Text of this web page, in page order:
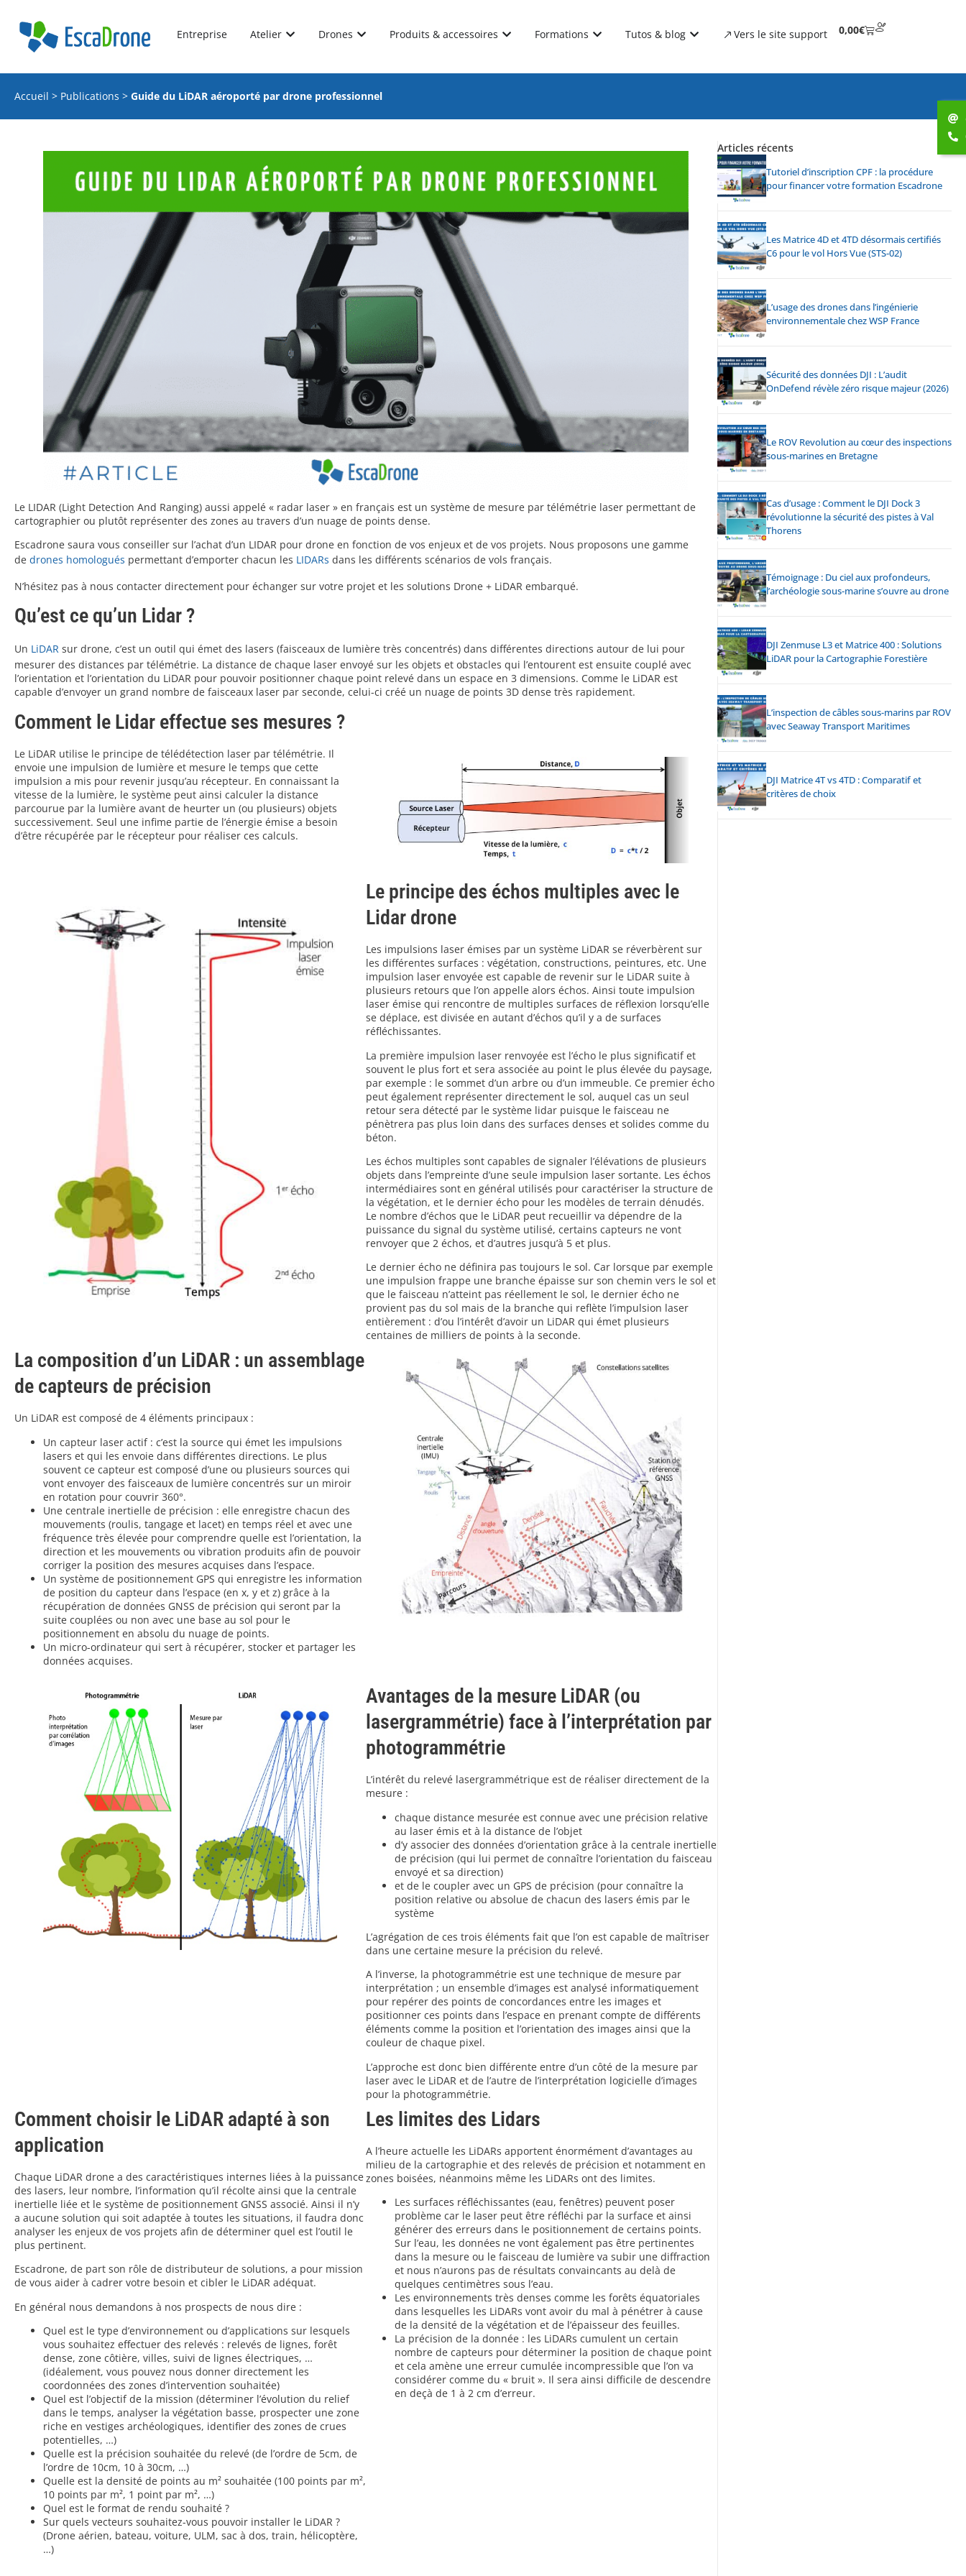
Entreprise Atelier Drones Produits & accessoires Formations Tutos & blog Vers le site support 0,00€
Accueil > Publications > Guide du LiDAR aéroporté par drone professionnel
Le LIDAR (Light Detection And Ranging) aussi appelé « radar laser » en français est un système de mesure par télémétrie laser permettant de
cartographier ou plutôt représenter des zones au travers d’un nuage de points dense.
Escadrone saura vous conseiller sur l’achat d’un LIDAR pour drone en fonction de vos enjeux et de vos projets. Nous proposons une gamme
de drones homologués permettant d’emporter chacun les LIDARs dans les différents scénarios de vols français.
N’hésitez pas à nous contacter directement pour échanger sur votre projet et les solutions Drone + LiDAR embarqué.
Qu’est ce qu’un Lidar ?
Un LiDAR sur drone, c’est un outil qui émet des lasers (faisceaux de lumière très concentrés) dans différentes directions autour de lui pour
mesurer des distances par télémétrie. La distance de chaque laser envoyé sur les objets et obstacles qui l’entourent est ensuite couplé avec
l’orientation et l’orientation du LiDAR pour pouvoir positionner chaque point relevé dans un espace en 3 dimensions. Comme le LiDAR est
capable d’envoyer un grand nombre de faisceaux laser par seconde, celui-ci créé un nuage de points 3D dense très rapidement.
Comment le Lidar effectue ses mesures ?
Le LiDAR utilise le principe de télédétection laser par télémétrie. Il
envoie une impulsion de lumière et mesure le temps que cette
impulsion a mis pour revenir jusqu’au récepteur. En connaissant la
vitesse de la lumière, le système peut ainsi calculer la distance
parcourue par la lumière avant de heurter un (ou plusieurs) objets
successivement. Seul une infime partie de l’énergie émise a besoin
d’être récupérée par le récepteur pour réaliser ces calculs.
Le principe des échos multiples avec le
Lidar drone
Les impulsions laser émises par un système LiDAR se réverbèrent sur
les différentes surfaces : végétation, constructions, peintures, etc. Une
impulsion laser envoyée est capable de revenir sur le LiDAR suite à
plusieurs retours que l’on appelle alors échos. Ainsi toute impulsion
laser émise qui rencontre de multiples surfaces de réflexion lorsqu’elle
se déplace, est divisée en autant d’échos qu’il y a de surfaces
réfléchissantes.
La première impulsion laser renvoyée est l’écho le plus significatif et
souvent le plus fort et sera associée au point le plus élevée du paysage,
par exemple : le sommet d’un arbre ou d’un immeuble. Ce premier écho
peut également représenter directement le sol, auquel cas un seul
retour sera détecté par le système lidar puisque le faisceau ne
pénètrera pas plus loin dans des surfaces denses et solides comme du
béton.
Les échos multiples sont capables de signaler l’élévations de plusieurs
objets dans l’empreinte d’une seule impulsion laser sortante. Les échos
intermédiaires sont en général utilisés pour caractériser la structure de
la végétation, et le dernier écho pour les modèles de terrain dénudés.
Le nombre d’échos que le LiDAR peut recueillir va dépendre de la
puissance du signal du système utilisé, certains capteurs ne vont
renvoyer que 2 échos, et d’autres jusqu’à 5 et plus.
Le dernier écho ne définira pas toujours le sol. Car lorsque par exemple
une impulsion frappe une branche épaisse sur son chemin vers le sol et
que le faisceau n’atteint pas réellement le sol, le dernier écho ne
provient pas du sol mais de la branche qui reflète l’impulsion laser
entièrement : d’ou l’intérêt d’avoir un LiDAR qui émet plusieurs
centaines de milliers de points à la seconde.
La composition d’un LiDAR : un assemblage
de capteurs de précision
Un LiDAR est composé de 4 éléments principaux :
Un capteur laser actif : c’est la source qui émet les impulsions
lasers et qui les envoie dans différentes directions. Le plus
souvent ce capteur est composé d’une ou plusieurs sources qui
vont envoyer des faisceaux de lumière concentrés sur un miroir
en rotation pour couvrir 360°.
Une centrale inertielle de précision : elle enregistre chacun des
mouvements (roulis, tangage et lacet) en temps réel et avec une
fréquence très élevée pour comprendre quelle est l’orientation, la
direction et les mouvements ou vibration produits afin de pouvoir
corriger la position des mesures acquises dans l’espace.
Un système de positionnement GPS qui enregistre les information
de position du capteur dans l’espace (en x, y et z) grâce à la
récupération de données GNSS de précision qui seront par la
suite couplées ou non avec une base au sol pour le
positionnement en absolu du nuage de points.
Un micro-ordinateur qui sert à récupérer, stocker et partager les
données acquises.
Avantages de la mesure LiDAR (ou
lasergrammétrie) face à l’interprétation par
photogrammétrie
L’intérêt du relevé lasergrammétrique est de réaliser directement de la
mesure :
chaque distance mesurée est connue avec une précision relative
au laser émis et à la distance de l’objet
d’y associer des données d’orientation grâce à la centrale inertielle
de précision (qui lui permet de connaître l’orientation du faisceau
envoyé et sa direction)
et de le coupler avec un GPS de précision (pour connaître la
position relative ou absolue de chacun des lasers émis par le
système
L’agrégation de ces trois éléments fait que l’on est capable de maîtriser
dans une certaine mesure la précision du relevé.
A l’inverse, la photogrammétrie est une technique de mesure par
interprétation ; un ensemble d’images est analysé informatiquement
pour repérer des points de concordances entre les images et
positionner ces points dans l’espace en prenant compte de différents
éléments comme la position et l’orientation des images ainsi que la
couleur de chaque pixel.
L’approche est donc bien différente entre d’un côté de la mesure par
laser avec le LiDAR et de l’autre de l’interprétation logicielle d’images
pour la photogrammétrie.
Comment choisir le LiDAR adapté à son
application
Chaque LiDAR drone a des caractéristiques internes liées à la puissance
des lasers, leur nombre, l’information qu’il récolte ainsi que la centrale
inertielle liée et le système de positionnement GNSS associé. Ainsi il n’y
a aucune solution qui soit adaptée à toutes les situations, il faudra donc
analyser les enjeux de vos projets afin de déterminer quel est l’outil le
plus pertinent.
Escadrone, de part son rôle de distributeur de solutions, a pour mission
de vous aider à cadrer votre besoin et cibler le LiDAR adéquat.
En général nous demandons à nos prospects de nous dire :
Quel est le type d’environnement ou d’applications sur lesquels
vous souhaitez effectuer des relevés : relevés de lignes, forêt
dense, zone côtière, villes, suivi de lignes électriques, …
(idéalement, vous pouvez nous donner directement les
coordonnées des zones d’intervention souhaitée)
Quel est l’objectif de la mission (déterminer l’évolution du relief
dans le temps, analyser la végétation basse, prospecter une zone
riche en vestiges archéologiques, identifier des zones de crues
potentielles, …)
Quelle est la précision souhaitée du relevé (de l’ordre de 5cm, de
l’ordre de 10cm, 10 à 30cm, …)
Quelle est la densité de points au m² souhaitée (100 points par m²,
10 points par m², 1 point par m², …)
Quel est le format de rendu souhaité ?
Sur quels vecteurs souhaitez-vous pouvoir installer le LiDAR ?
(Drone aérien, bateau, voiture, ULM, sac à dos, train, hélicoptère,
…)
Les limites des Lidars
A l’heure actuelle les LiDARs apportent énormément d’avantages au
milieu de la cartographie et des relevés de précision et notamment en
zones boisées, néanmoins même les LiDARs ont des limites.
Les surfaces réfléchissantes (eau, fenêtres) peuvent poser
problème car le laser peut être réfléchi par la surface et ainsi
générer des erreurs dans le positionnement de certains points.
Sur l’eau, les données ne vont également pas être pertinentes
dans la mesure ou le faisceau de lumière va subir une diffraction
et nous n’aurons pas de résultats convaincants au delà de
quelques centimètres sous l’eau.
Les environnements très denses comme les forêts équatoriales
dans lesquelles les LiDARs vont avoir du mal à pénétrer à cause
de la densité de la végétation et de l’épaisseur des feuilles.
La précision de la donnée : les LiDARs cumulent un certain
nombre de capteurs pour déterminer la position de chaque point
et cela amène une erreur cumulée incompressible que l’on va
considérer comme du « bruit ». Il sera ainsi difficile de descendre
en deçà de 1 à 2 cm d’erreur.
Articles récents
Tutoriel d’inscription CPF : la procédure
pour financer votre formation Escadrone
Les Matrice 4D et 4TD désormais certifiés
C6 pour le vol Hors Vue (STS-02)
L’usage des drones dans l’ingénierie
environnementale chez WSP France
Sécurité des données DJI : L’audit
OnDefend révèle zéro risque majeur (2026)
Le ROV Revolution au cœur des inspections
sous-marines en Bretagne
Cas d’usage : Comment le DJI Dock 3
révolutionne la sécurité des pistes à Val
Thorens
Témoignage : Du ciel aux profondeurs,
l’archéologie sous-marine s’ouvre au drone
DJI Zenmuse L3 et Matrice 400 : Solutions
LiDAR pour la Cartographie Forestière
L’inspection de câbles sous-marins par ROV
avec Seaway Transport Maritimes
DJI Matrice 4T vs 4TD : Comparatif et
critères de choix